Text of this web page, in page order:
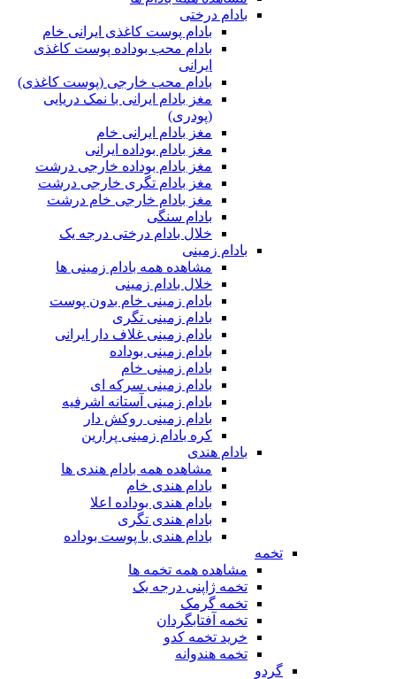
بادام درختی
بادام پوست کاغذی ایرانی خام
بادام محب بوداده پوست کاغذی
ایرانی
بادام محب خارجی (پوست کاغذی)
مغز بادام ایرانی با نمک دریایی
(پودری)
مغز بادام ایرانی خام
مغز بادام بوداده ایرانی
مغز بادام بوداده خارجی درشت
مغز بادام تگری خارجی درشت
مغز بادام خارجی خام درشت
بادام سنگی
خلال بادام درختی درجه یک
بادام زمینی
مشاهده همه بادام زمینی ها
خلال بادام زمینی
بادام زمینی خام بدون پوست
بادام زمینی تگری
بادام زمینی غلاف دار ایرانی
بادام زمینی بوداده
بادام زمینی خام
بادام زمینی سرکه ای
بادام زمینی آستانه اشرفیه
بادام زمینی روکش دار
کره بادام زمینی پرارین
بادام هندی
مشاهده همه بادام هندی ها
بادام هندی خام
بادام هندی بوداده اعلا
بادام هندی تگری
بادام هندی با پوست بوداده
تخمه
مشاهده همه تخمه ها
تخمه ژاپنی درجه یک
تخمه گرمک
تخمه آفتابگردان
خرید تخمه کدو
تخمه هندوانه
گردو